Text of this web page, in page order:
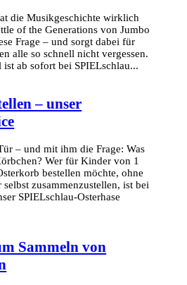
die Musikgeschichte wirklich
of the Generations von Jumbo
Frage – und sorgt dabei für
alle so schnell nicht vergessen.
ab sofort bei SPIELschlau...
– unser
– und mit ihm die Frage: Was
Wer für Kinder von 1
bestellen möchte, ohne
zusammenzustellen, ist bei
SPIELschlau-Osterhase
Sammeln von